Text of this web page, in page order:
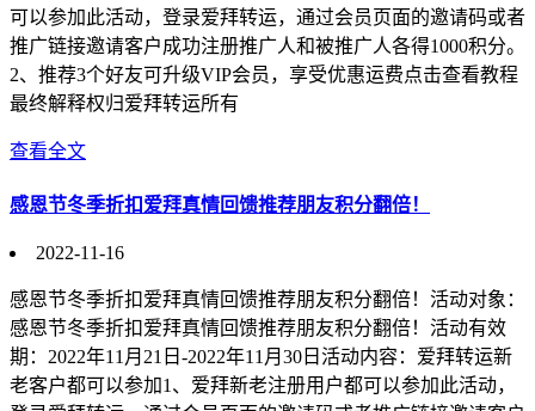
可以参加此活动，登录爱拜转运，通过会员页面的邀请码或者
推广链接邀请客户成功注册推广人和被推广人各得1000积分。
2、推荐3个好友可升级VIP会员，享受优惠运费点击查看教程
最终解释权归爱拜转运所有
查看全文
感恩节冬季折扣爱拜真情回馈推荐朋友积分翻倍！
2022-11-16
感恩节冬季折扣爱拜真情回馈推荐朋友积分翻倍！活动对象：
感恩节冬季折扣爱拜真情回馈推荐朋友积分翻倍！活动有效
期：2022年11月21日-2022年11月30日活动内容：爱拜转运新
老客户都可以参加1、爱拜新老注册用户都可以参加此活动，